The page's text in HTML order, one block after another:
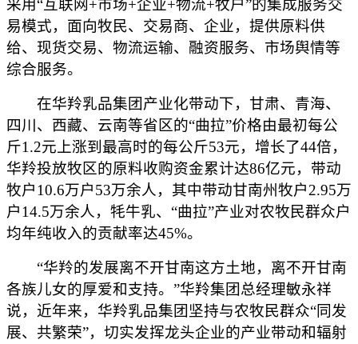
采用“互联网+市场+企业+物流+牧户”的集成服务交
易模式，面向牧民、交易商、企业，提供原料供
给、现货交易、物流运输、融资服务、市场舆情等
综合服务。
在华羚乳品集团产业化带动下，甘肃、青海、
四川、西藏、云南等省区的“曲拉”价格由最初每公
斤1.2元上涨到最高时的每公斤53元，增长了44倍，
华羚投放牧区的原料收购资金累计达86亿元，带动
牧户10.6万户53万余人，其中带动甘南州牧户2.95万
户14.5万余人，牦牛乳、“曲拉”产业对农牧民群众户
均年纯收入的贡献率达45%。
“华羚的发展离不开甘南这方土地，离不开甘南
各族儿女的厚爱和支持。”华羚集团总经理敏永祥
说，近年来，华羚乳品集团坚持与农牧民群众“同发
展、共繁荣”，切实发挥龙头企业的产业带动和辐射